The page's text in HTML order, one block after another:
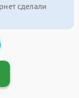
сделали